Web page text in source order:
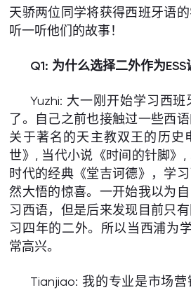
天骄两位同学将获得西班牙语
听一听他们的故事！
Q1: 为什么选择二外作为ESS
Yuzhi: 大一刚开始学习西
了。自己之前也接触过一些西
关于著名的天主教双王的历史
世》, 当代小说《时间的针脚》
时代的经典《堂吉诃德》，学
然大悟的惊喜。一开始我以为
习西语，但是后来发现目前只
习四年的二外。所以当西浦为
常高兴。
Tianjiao: 我的专业是市场